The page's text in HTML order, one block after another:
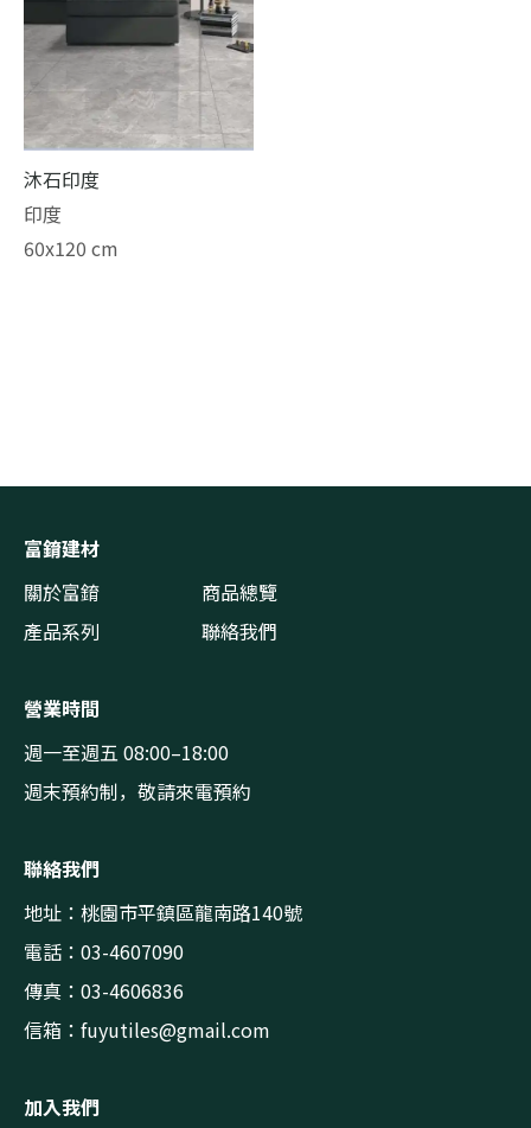
沐石印度
印度
60x120 cm
富錥建材
關於富錥
商品總覽
產品系列
聯絡我們
營業時間
週一至週五 08:00–18:00
週末預約制，敬請來電預約
聯絡我們
地址：桃園市平鎮區龍南路140號
電話：03-4607090
傳真：03-4606836
信箱： fuyutiles@gmail.com
加入我們